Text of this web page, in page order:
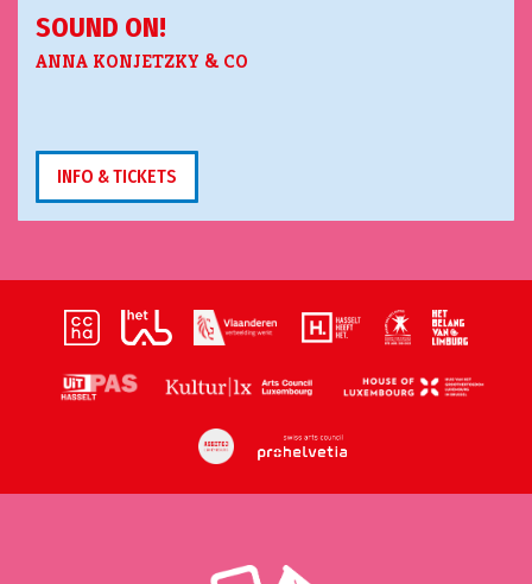
SOUND ON!
ANNA KONJETZKY & CO
INFO & TICKETS